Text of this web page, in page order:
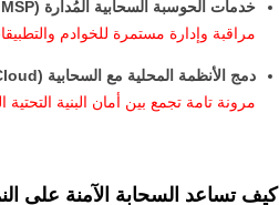
خدمات الحوسبة السحابية المُدارة (Cloud MSP)
مراقبة وإدارة مستمرة للخوادم
دمج الأنظمة المحلية مع السحابية (Hybrid Cloud)
مرونة تامة تجمع بين أمان البنية
كيف تساعد السحابة الآمنة على